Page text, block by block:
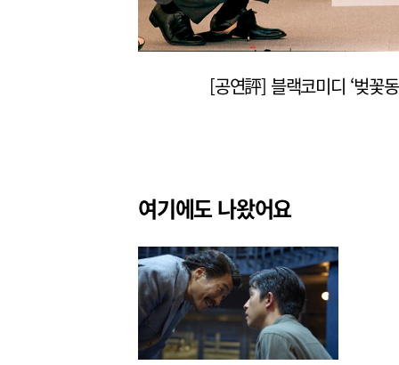
여기에도 나왔어요